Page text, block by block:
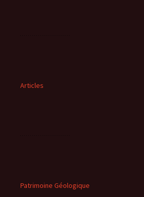
Articles
Patrimoine Géologique